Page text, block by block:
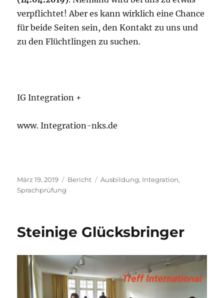
verpflichtet! Aber es kann wirklich eine Chance
für beide Seiten sein, den Kontakt zu uns und
zu den Flüchtlingen zu suchen.
IG Integration +
www. Integration-nks.de
Veröffentlicht
am
März 19, 2019 Kategorien
Bericht Schlagwörter
Ausbildung, Integration,
Sprachprüfung
Steinige Glücksbringer